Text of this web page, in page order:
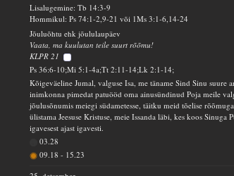
Lisalugemine: Tb 14:3-9
Hommikul: Ps 74:1-2,9-21 või 1Ms 3:1-6,14-24
Jõuluõhtu ehk jõululaupäev
Vaata, ma kuulutan teile suurt rõõmu!
KLPR 21
Ps 36:6-10;Mi 5:1-4a;Tt 2:11-14;Lk 2:1-14;
Kõigeväeline Jumal, valguse Isa, me täname Sind Sinu suure
inimkonna pimedat patuööd oma ainusündinud Poja meile
jõulusõnumis meiegi südametesse, täitku meid tõelise
ülistama Jeesuse Kristuse, meie Issanda läbi, kes koos Sinuga
igavesest ajast igavesti.
03.28
09.18- 15.23